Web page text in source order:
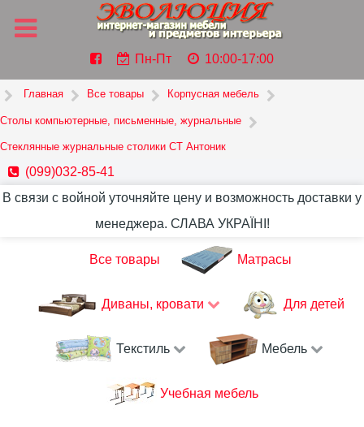
Пн-Пт 10:00-17:00
Главная Все товары Корпусная мебель
Столы компьютерные, письменные, журнальные
Стеклянные журнальные столики СТ Антоник
(099)032-85-41
В связи с войной уточняйте цену и возможность доставки у
менеджера. СЛАВА УКРАЇНІ!
Все товары Матрасы
Диваны, кровати Для детей
Текстиль Мебель
Учебная мебель